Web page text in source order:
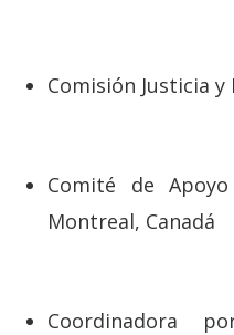
Comisión Justicia y
Comité de
Montreal, Canadá
Coordinadora